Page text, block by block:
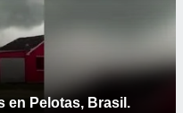
en Pelotas, Brasil.